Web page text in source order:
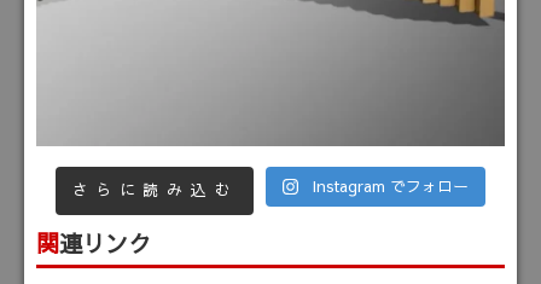
さらに読み込む Instagram でフォロー
関連リンク